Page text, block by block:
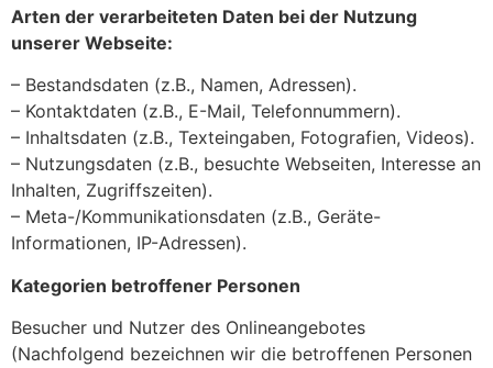
Arten der verarbeiteten Daten bei der Nutzung
unserer Webseite:
– Bestandsdaten (z.B., Namen, Adressen).
– Kontaktdaten (z.B., E-Mail, Telefonnummern).
– Inhaltsdaten (z.B., Texteingaben, Fotografien, Videos).
– Nutzungsdaten (z.B., besuchte Webseiten, Interesse an
Inhalten, Zugriffszeiten).
– Meta-/Kommunikationsdaten (z.B., Geräte-
Informationen, IP-Adressen).
Kategorien betroffener Personen
Besucher und Nutzer des Onlineangebotes
(Nachfolgend bezeichnen wir die betroffenen Personen